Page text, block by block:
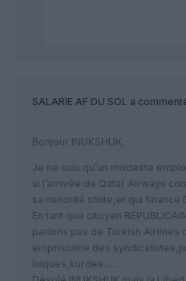
SALARIE AF DU SOL a
Bonjour INUKSHUK,
Je ne suis qu’un modeste
si l’arrivée de Qatar Airways
sa minorité chiite,et qui finance
En tant que citoyen
parlons pas de Turkish Airlines
emprisonne des
laiques,kurdes…..